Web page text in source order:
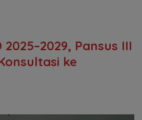
2025–2029, Pansus III
ke